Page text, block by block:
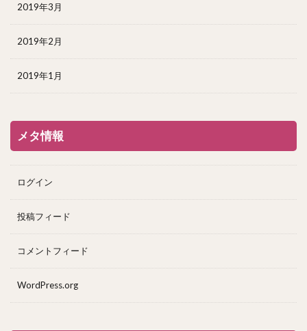
2019年3月
2019年2月
2019年1月
メタ情報
ログイン
投稿フィード
コメントフィード
WordPress.org